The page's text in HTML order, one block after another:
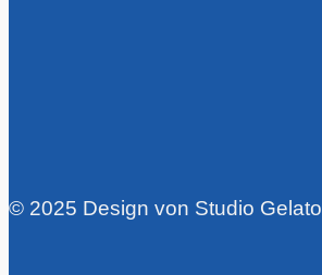
© 2025 Design von Studio Gelato